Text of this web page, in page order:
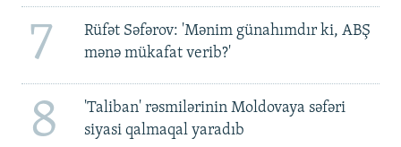
7
Rüfət Səfərov: 'Mənim günahımdır ki, ABŞ
mənə mükafat verib?'
8
'Taliban' rəsmilərinin Moldovaya səfəri
siyasi qalmaqal yaradıb